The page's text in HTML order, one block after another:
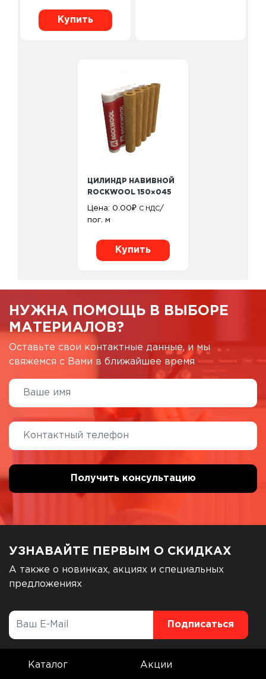
Купить
ЦИЛИНДР НАВИВНОЙ
ROCKWOOL 150×045
Цена: 0.00₽ С НДС/
пог. м
Купить
НУЖНА ПОМОЩЬ В ВЫБОРЕ
МАТЕРИАЛОВ?
Оставьте свои контактные данные, и мы
свяжемся с Вами в ближайшее время
УЗНАВАЙТЕ ПЕРВЫМ О СКИДКАХ
А также о новинках, акциях и специальных
предложениях
Каталог Акции